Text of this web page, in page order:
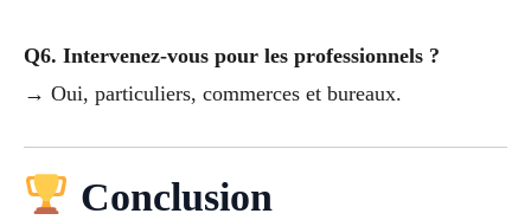
Q6. Intervenez-vous pour les professionnels ?
→ Oui, particuliers, commerces et bureaux.
Conclusion